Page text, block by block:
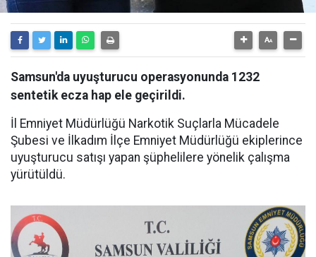
Samsun'da uyuşturucu operasyonunda 1232
sentetik ecza hap ele geçirildi.
İl Emniyet Müdürlüğü Narkotik Suçlarla Mücadele
Şubesi ve İlkadım İlçe Emniyet Müdürlüğü ekiplerince
uyuşturucu satışı yapan şüphelilere yönelik çalışma
yürütüldü.